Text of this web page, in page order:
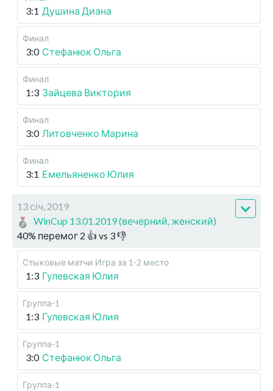
3:1 Душина Диана
Финал
3:0 Стефанюк Ольга
Финал
1:3 Зайцева Виктория
Финал
3:0 Литовченко Марина
Финал
3:1 Емельяненко Юлия
13 січ, 2019
WinCup 13.01.2019 (вечерний, женский)
40% перемог 2 👍 vs 3👎
Стыковые матчи Игра за 1-2 место
1:3 Гулевская Юлия
Группа-1
1:3 Гулевская Юлия
Группа-1
3:0 Стефанюк Ольга
Группа-1